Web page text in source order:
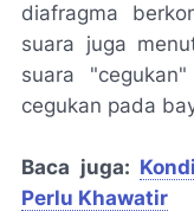
diafragma
suara juga
suara
cegukan pada
Baca juga:
Perlu Khawatir